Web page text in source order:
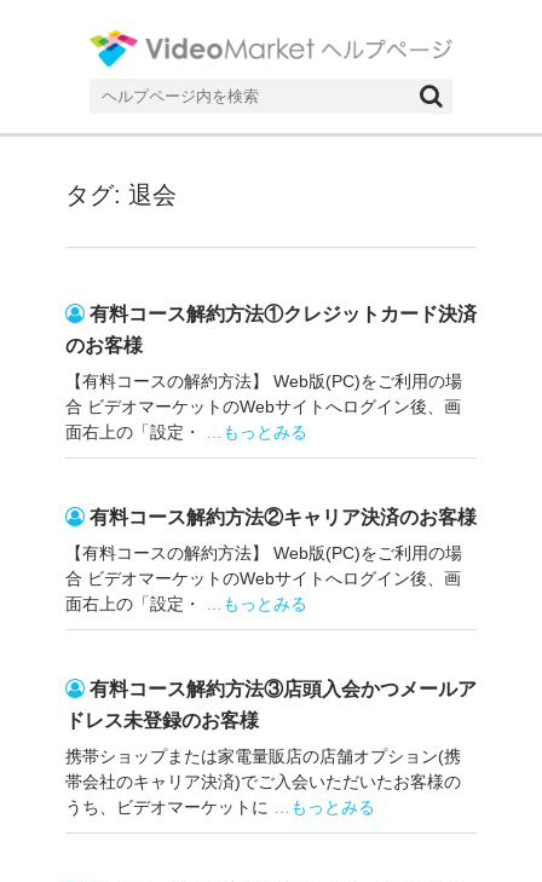
ヘルプページ|ネット動画配信サー
ビスのビデオマーケット
ネット動画配信サービスビデオマーケットのヘルプページです。
検
象:
タグ: 退会
有料コース解約方法①クレジットカード決済
のお客様
【有料コースの解約方法】 Web版(PC)をご利用の場
合 ビデオマーケットのWebサイトへログイン後、画
面右上の「設定・
…もっとみる
有料コース解約方法②キャリア決済のお客様
【有料コースの解約方法】 Web版(PC)をご利用の場
合 ビデオマーケットのWebサイトへログイン後、画
面右上の「設定・
…もっとみる
有料コース解約方法③店頭入会かつメールア
ドレス未登録のお客様
携帯ショップまたは家電量販店の店舗オプション(携
帯会社のキャリア決済)でご入会いただいたお客様の
うち、ビデオマーケットに
…もっとみる